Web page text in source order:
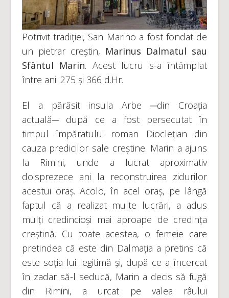
Potrivit tradiției, San Marino a fost fondat de
un pietrar creștin, Marinus Dalmatul sau
Sfântul Marin. Acest lucru s-a întâmplat
între anii 275 și 366 d.Hr.
El a părăsit insula Arbe ─din Croația
actuală─ după ce a fost persecutat în
timpul împăratului roman Dioclețian din
cauza predicilor sale creștine. Marin a ajuns
la Rimini, unde a lucrat aproximativ
doisprezece ani la reconstruirea zidurilor
acestui oraș. Acolo, în acel oraș, pe lângă
faptul că a realizat multe lucrări, a adus
mulți credincioși mai aproape de credința
creștină. Cu toate acestea, o femeie care
pretindea că este din Dalmația a pretins că
este soția lui legitimă și, după ce a încercat
în zadar să-l seducă, Marin a decis să fugă
din Rimini, a urcat pe valea râului